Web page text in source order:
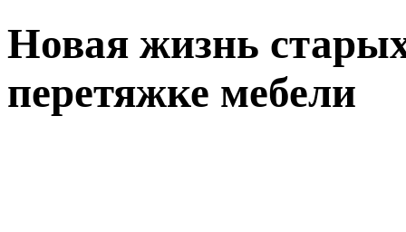
Новая жизнь
перетяжке мебели